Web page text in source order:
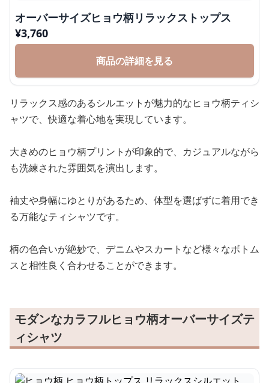
オーバーサイズヒョウ柄リラックストップス
¥3,760
商品の詳細を見る
リラックス感のあるシルエットが魅力的なヒョウ柄ティシ
ャツで、快適な着心地を実現しています。
大きめのヒョウ柄プリントが印象的で、カジュアルながら
も洗練された雰囲気を演出します。
袖丈や身幅にゆとりがあるため、体型を選ばずに着用でき
る万能なティシャツです。
柄の色合いが絶妙で、デニムやスカートなど様々なボトム
スと相性良く合わせることができます。
モダンなカラフルヒョウ柄オーバーサイズテ
ィシャツ